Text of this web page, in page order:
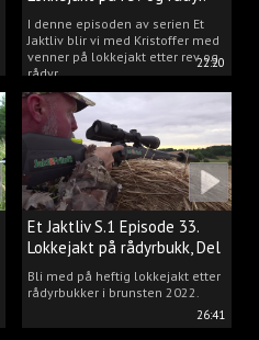
22:20
I denne episoden av serien Et
Jaktliv blir vi med Kristoffer med
venner på lokkejakt etter rev og
rådyr.
26:41
Et Jaktliv S.1 Episode 33.
Lokkejakt på rådyrbukk, Del
1.
Bli med på heftig lokkejakt etter
rådyrbukker i brunsten 2022.